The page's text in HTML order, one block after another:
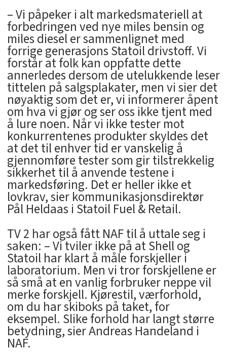
– Vi påpeker i alt markedsmateriell at
forbedringen ved nye miles bensin og
miles diesel er sammenlignet med
forrige generasjons Statoil drivstoff. Vi
forstår at folk kan oppfatte dette
annerledes dersom de utelukkende leser
tittelen på salgsplakater, men vi sier det
nøyaktig som det er, vi informerer åpent
om hva vi gjør og ser oss ikke tjent med
å lure noen. Når vi ikke tester mot
konkurrentenes produkter skyldes det
at det til enhver tid er vanskelig å
gjennomføre tester som gir tilstrekkelig
sikkerhet til å anvende testene i
markedsføring. Det er heller ikke et
lovkrav, sier kommunikasjonsdirektør
Pål Heldaas i Statoil Fuel & Retail.
TV 2 har også fått NAF til å uttale seg i
saken: – Vi tviler ikke på at Shell og
Statoil har klart å måle forskjeller i
laboratorium. Men vi tror forskjellene er
så små at en vanlig forbruker neppe vil
merke forskjell. Kjørestil, værforhold,
om du har skiboks på taket, for
eksempel. Slike forhold har langt større
betydning, sier Andreas Handeland i
NAF.